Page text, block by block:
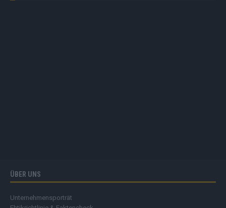
ÜBER UNS
Unternehmensporträt